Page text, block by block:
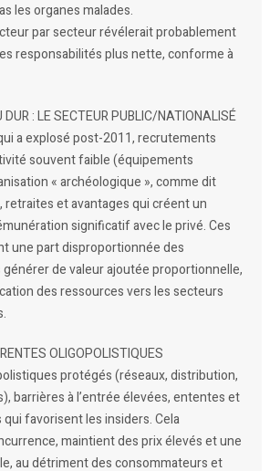
les organes malades.
par secteur révélerait probablement
responsabilités plus nette, conforme à
: LE SECTEUR PUBLIC/NATIONALISÉ
a explosé post-2011, recrutements
souvent faible (équipements
« archéologique », comme dit
retraites et avantages qui créent un
significatif avec le privé. Ces
une part disproportionnée des
de valeur ajoutée proportionnelle,
des ressources vers les secteurs
OLIGOPOLISTIQUES
protégés (réseaux, distribution,
barrières à l’entrée élevées, ententes et
favorisent les insiders. Cela
maintient des prix élevés et une
au détriment des consommateurs et